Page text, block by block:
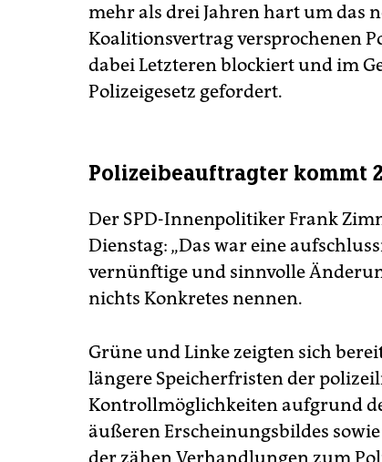
mehr als drei Jahren hart um das
Koalitionsvertrag versprochenen
dabei Letzteren blockiert und im
Polizeigesetz gefordert.
Polizeibeauftragter kommt
Der SPD-Innenpolitiker Frank
Dienstag: „Das war eine
vernünftige und sinnvolle
nichts Konkretes nennen.
Grüne und Linke zeigten sich
längere Speicherfristen der
Kontrollmöglichkeiten aufgrund
äußeren Erscheinungsbildes
der zähen Verhandlungen zum